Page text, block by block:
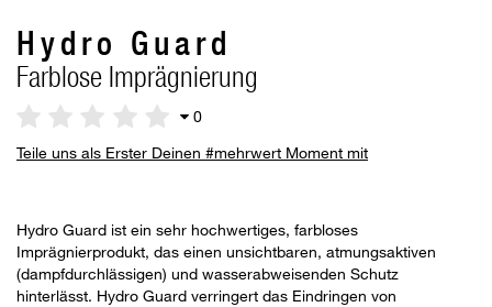
Hydro Guard
Farblose Imprägnierung
0
Teile uns als Erster Deinen #mehrwert Moment mit
Hydro Guard ist ein sehr hochwertiges, farbloses
Imprägnierprodukt, das einen unsichtbaren, atmungsaktiven
(dampfdurchlässigen) und wasserabweisenden Schutz
hinterlässt. Hydro Guard verringert das Eindringen von